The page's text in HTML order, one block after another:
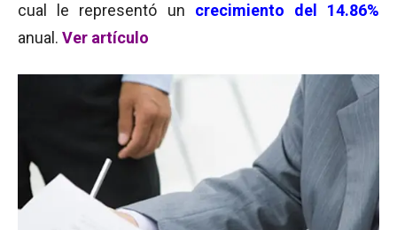
cual le representó un crecimiento del 14.86%
anual. Ver artículo